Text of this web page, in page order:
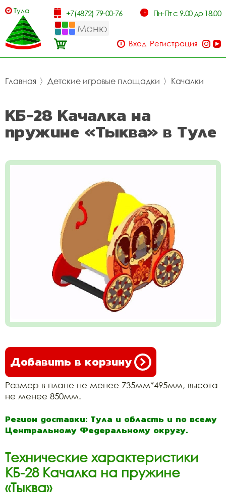
Тула +7(4872) 79-00-76 Пн-Пт с 9.00 до 18.00
Меню
Вход Регистрация
Главная 〉 Детские игровые площадки 〉 Качалки
КБ-28 Качалка на
пружине «Тыква» в Туле
Добавить в корзину
Размер в плане не менее 735мм*495мм, высота
не менее 850мм.
Регион доставки: Тула и область и по всему
Центральному Федеральному округу.
Технические характеристики
КБ-28 Качалка на пружине
«Тыква»